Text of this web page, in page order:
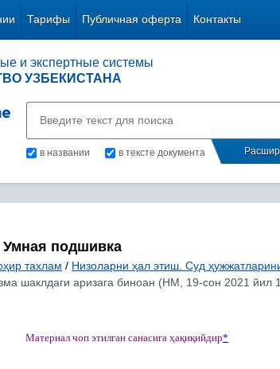
Тарифы Публичная оферта Контакты
и экспертные системы
УЗБЕКИСТАНА
в названии в тексте документа
Умная подшивка
тахлам / Низоларни ҳал этиш. Суд
шаклдаги аризага биноан (НМ, 19-сон 2021 йил
Материал чоп этилган санасига ҳақиқийдир*